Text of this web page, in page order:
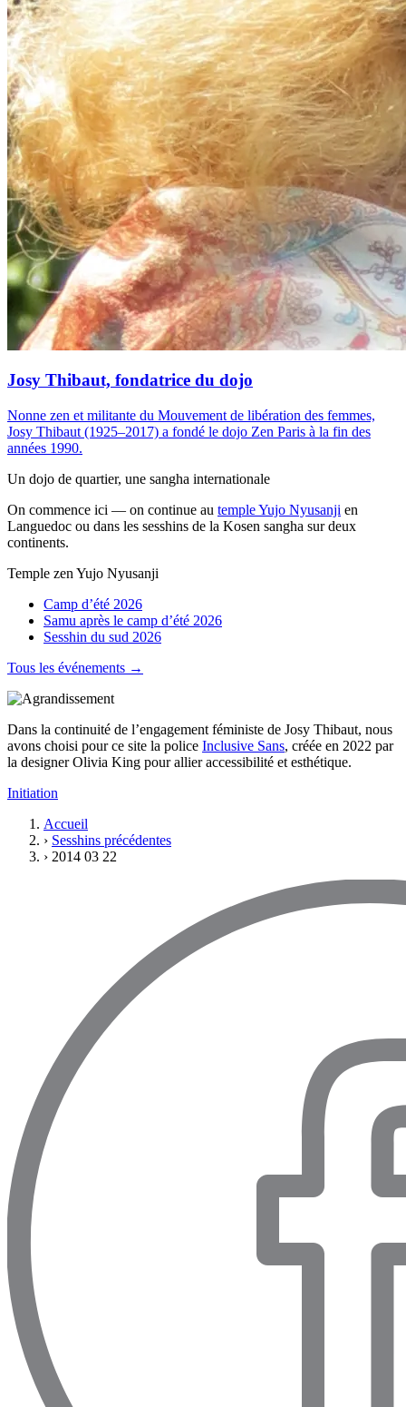
Josy Thibaut, fondatrice du dojo
Nonne zen et militante du Mouvement de libération des femmes,
Josy Thibaut (1925–2017) a fondé le dojo Zen Paris à la fin des
années 1990.
Un dojo de quartier, une sangha internationale
On commence ici — on continue au temple Yujo Nyusanji en
Languedoc ou dans les sesshins de la Kosen sangha sur deux
continents.
Temple zen Yujo Nyusanji
Camp d’été 2026
Samu après le camp d’été 2026
Sesshin du sud 2026
Tous les événements →
Dans la continuité de l’engagement féministe de Josy Thibaut, nous
avons choisi pour ce site la police Inclusive Sans, créée en 2022 par
la designer Olivia King pour allier accessibilité et esthétique.
Initiation
Accueil
› Sesshins précédentes
› 2014 03 22